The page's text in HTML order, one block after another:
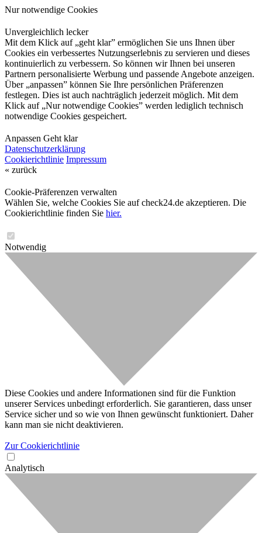
Nur notwendige Cookies
Unvergleichlich lecker
Mit dem Klick auf „geht klar” ermöglichen Sie uns Ihnen über
Cookies ein verbessertes Nutzungserlebnis zu servieren und dieses
kontinuierlich zu verbessern. So können wir Ihnen bei unseren
Partnern personalisierte Werbung und passende Angebote anzeigen.
Über „anpassen” können Sie Ihre persönlichen Präferenzen
festlegen. Dies ist auch nachträglich jederzeit möglich. Mit dem
Klick auf „Nur notwendige Cookies” werden lediglich technisch
notwendige Cookies gespeichert.
Anpassen Geht klar
Datenschutzerklärung
Cookierichtlinie Impressum
« zurück
Cookie-Präferenzen verwalten
Wählen Sie, welche Cookies Sie auf check24.de akzeptieren. Die
Cookierichtlinie finden Sie hier.
Notwendig
Diese Cookies und andere Informationen sind für die Funktion
unserer Services unbedingt erforderlich. Sie garantieren, dass unser
Service sicher und so wie von Ihnen gewünscht funktioniert. Daher
kann man sie nicht deaktivieren.
Zur Cookierichtlinie
Analytisch